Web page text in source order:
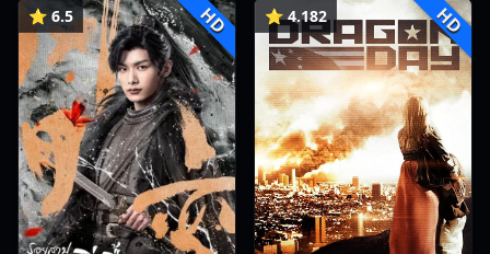
⭐ 6.5 HD ⭐ 4.182 HD